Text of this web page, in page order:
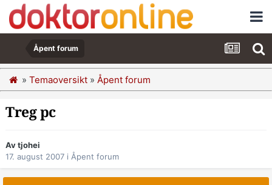
Åpent forum
» Temaoversikt » Åpent forum
Treg pc
Av tjohei
17. august 2007 i Åpent forum